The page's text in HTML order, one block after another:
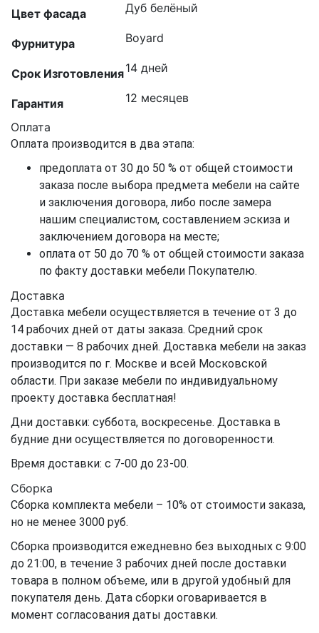
Цвет фасада Дуб белёный
Фурнитура Boyard
Срок Изготовления14 дней
Гарантия 12 месяцев
Оплата
Оплата производится в два этапа:
предоплата от 30 до 50 % от общей стоимости
заказа после выбора предмета мебели на сайте
и заключения договора, либо после замера
нашим специалистом, составлением эскиза и
заключением договора на месте;
оплата от 50 до 70 % от общей стоимости заказа
по факту доставки мебели Покупателю.
Доставка
Доставка мебели осуществляется в течение от 3 до
14 рабочих дней от даты заказа. Средний срок
доставки — 8 рабочих дней. Доставка мебели на заказ
производится по г. Москве и всей Московской
области. При заказе мебели по индивидуальному
проекту доставка бесплатная!
Дни доставки: суббота, воскресенье. Доставка в
будние дни осуществляется по договоренности.
Время доставки: с 7-00 до 23-00.
Сборка
Сборка комплекта мебели – 10% от стоимости заказа,
но не менее 3000 руб.
Сборка производится ежедневно без выходных с 9:00
до 21:00, в течение 3 рабочих дней после доставки
товара в полном объеме, или в другой удобный для
покупателя день. Дата сборки оговаривается в
момент согласования даты доставки.